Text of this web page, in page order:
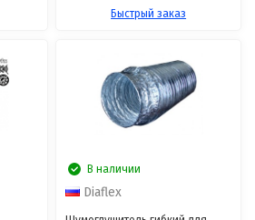
Быстрый заказ
В наличии
Diaflex